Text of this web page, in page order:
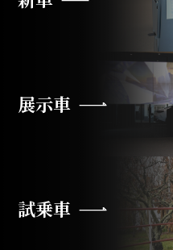
展示車
試乗車